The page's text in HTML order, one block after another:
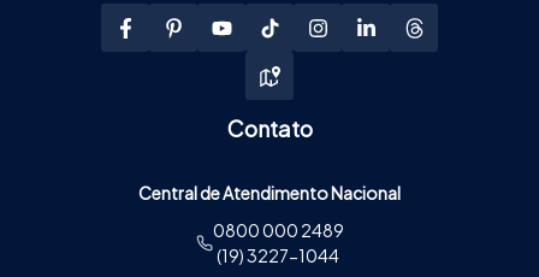
Contato
Central de Atendimento Nacional
0800 000 2489
(19) 3227-1044